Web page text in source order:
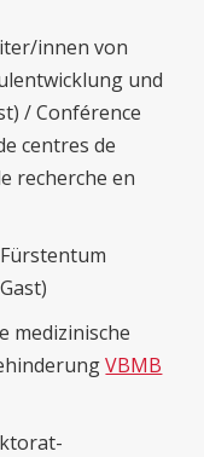
innen von
und
/ Conférence
centres de
recherche en
medizinische
VBMB